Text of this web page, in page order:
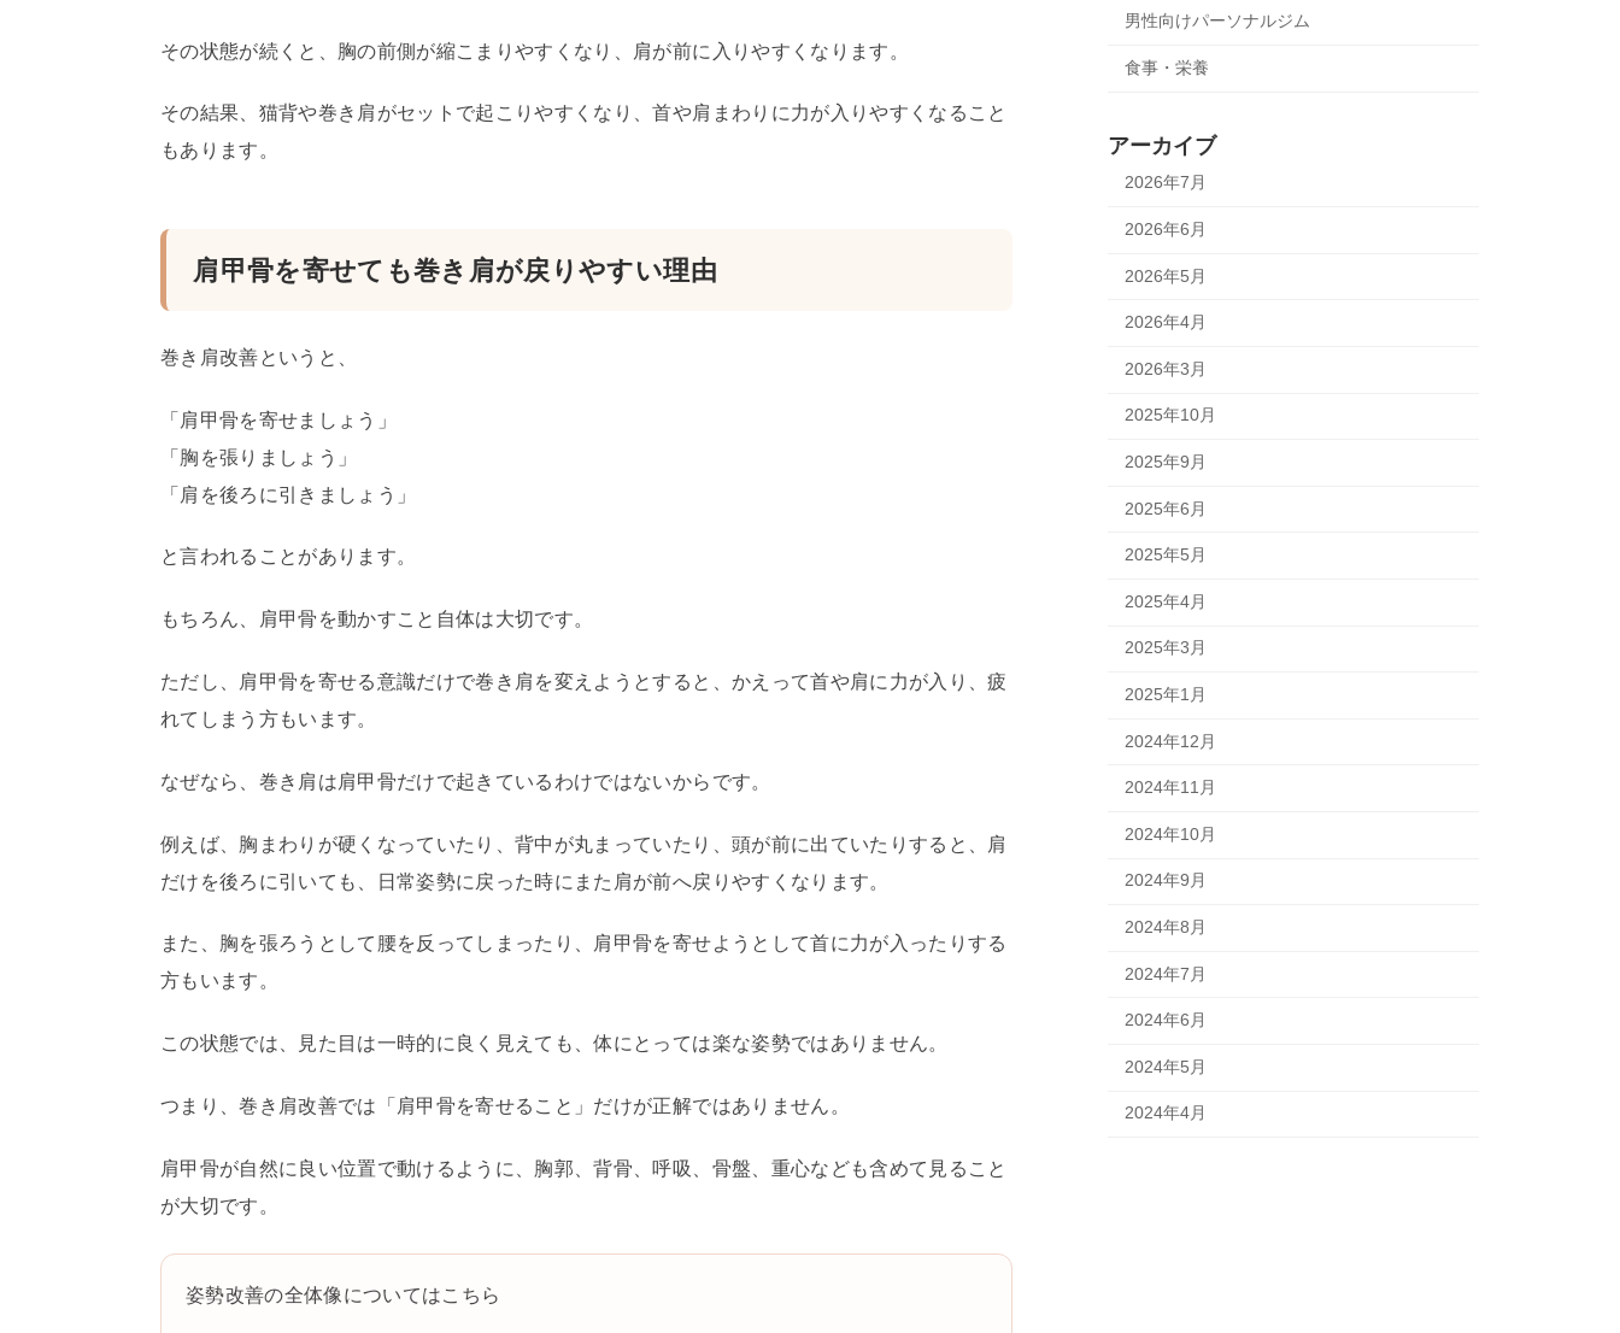
その状態が続くと、胸の前側が縮こまりやすくなり、肩が前に入りやすくなります。
その結果、猫背や巻き肩がセットで起こりやすくなり、首や肩まわりに力が入りやすくなること
もあります。
肩甲骨を寄せても巻き肩が戻りやすい理由
巻き肩改善というと、
「肩甲骨を寄せましょう」
「胸を張りましょう」
「肩を後ろに引きましょう」
と言われることがあります。
もちろん、肩甲骨を動かすこと自体は大切です。
ただし、肩甲骨を寄せる意識だけで巻き肩を変えようとすると、かえって首や肩に力が入り、疲
れてしまう方もいます。
なぜなら、巻き肩は肩甲骨だけで起きているわけではないからです。
例えば、胸まわりが硬くなっていたり、背中が丸まっていたり、頭が前に出ていたりすると、肩
だけを後ろに引いても、日常姿勢に戻った時にまた肩が前へ戻りやすくなります。
また、胸を張ろうとして腰を反ってしまったり、肩甲骨を寄せようとして首に力が入ったりする
方もいます。
この状態では、見た目は一時的に良く見えても、体にとっては楽な姿勢ではありません。
つまり、巻き肩改善では「肩甲骨を寄せること」だけが正解ではありません。
肩甲骨が自然に良い位置で動けるように、胸郭、背骨、呼吸、骨盤、重心なども含めて見ること
が大切です。
姿勢改善の全体像についてはこちら
男性向けパーソナルジム
食事・栄養
アーカイブ
2026年7月
2026年6月
2026年5月
2026年4月
2026年3月
2025年10月
2025年9月
2025年6月
2025年5月
2025年4月
2025年3月
2025年1月
2024年12月
2024年11月
2024年10月
2024年9月
2024年8月
2024年7月
2024年6月
2024年5月
2024年4月